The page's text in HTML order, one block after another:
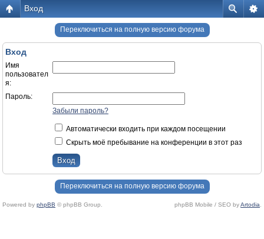
Вход
Переключиться на полную версию форума
Вход
Имя
пользовател
я:
Пароль:
Забыли пароль?
Автоматически входить при каждом посещении
Скрыть моё пребывание на конференции в этот раз
Переключиться на полную версию форума
Powered by phpBB © phpBB Group. phpBB Mobile / SEO byArtodia